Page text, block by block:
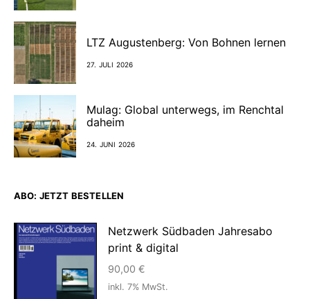
LTZ Augustenberg: Von Bohnen lernen
27. JULI 2026
Mulag: Global unterwegs, im Renchtal
daheim
24. JUNI 2026
ABO: JETZT BESTELLEN
Netzwerk Südbaden Jahresabo
print & digital
90,00 €
inkl. 7% MwSt.